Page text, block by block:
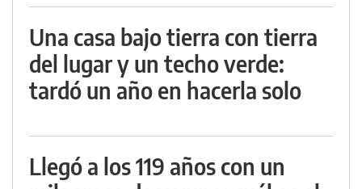
Una casa bajo tierra con tierra
del lugar y un techo verde:
tardó un año en hacerla solo
Llegó a los 119 años con un